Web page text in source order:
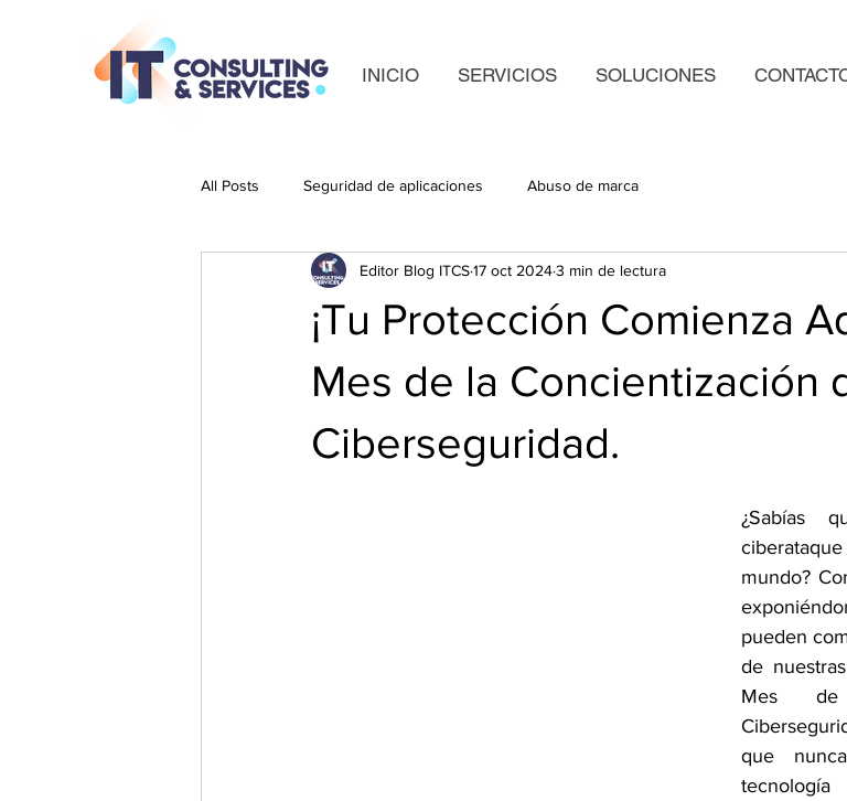
INICIO SERVICIOS SOLUCIONES
All Posts Seguridad de aplicaciones Abuso de marca
¡Tu Protección Comienza
Mes de la Concientización
Ciberseguridad.
Editor Blog ITCS17 oct 20243 min de lectura
¿Sabías
mundo?
pueden
de
Mes de
que
tecnología